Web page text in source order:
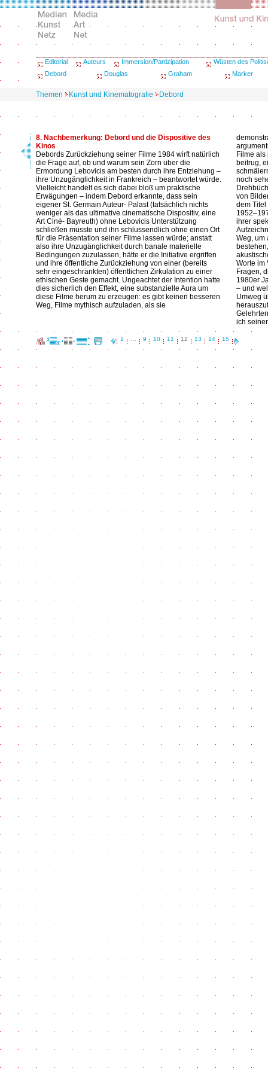
Editorial Auteurs Immersion/Partizipation
Wüsten des
Debord
Douglas Graham Marker
Themen Kunst und Kinematografie Debord
8. Nachbemerkung: Debord und die Dispositive des
Kinos
Debords Zurückziehung seiner Filme 1984 wirft natürlich
die Frage auf, ob und warum sein Zorn über die
Ermordung Lebovicis am besten durch ihre Entziehung –
ihre Unzugänglichkeit in Frankreich – beantwortet würde.
Vielleicht handelt es sich dabei bloß um praktische
Erwägungen – indem Debord erkannte, dass sein
eigener St. Germain Auteur- Palast (tatsächlich nichts
weniger als das ultimative cinematische Dispositiv, eine
Art Ciné- Bayreuth) ohne Lebovicis Unterstützung
schließen müsste und ihn schlussendlich ohne einen Ort
für die Präsentation seiner Filme lassen würde; anstatt
also ihre Unzugänglichkeit durch banale materielle
Bedingungen zuzulassen, hätte er die Initiative ergriffen
und ihre öffentliche Zurückziehung von einer (bereits
sehr eingeschränkten) öffentlichen Zirkulation zu einer
ethischen Geste gemacht. Ungeachtet der Intention hatte
dies sicherlich den Effekt, eine substanzielle Aura um
diese Filme herum zu erzeugen: es gibt keinen besseren
Weg, Filme mythisch aufzuladen, als sie
Filme
beitrug,
noch
von
dem
ihrer
Weg, um
Worte im
Fragen,
1980er
– und
Umweg
ich
1 9 10 11 12 13 14 15